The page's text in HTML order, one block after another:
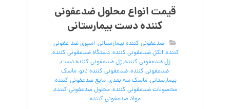
قیمت انواع محلول ضدعفونی
کننده دست بیمارستانی
ضدعفونی کننده بیمارستانی,اسپری ضد عفونی
کننده,الکل ضدعفونی کننده,دستگاه ضدعفونی کننده,
ژل ضدعفونی کننده,ژل ضدعفونی کننده دست,
ضدعفونی کننده,ضدعفونی کننده نانو,ماسک
بیمارستانی,ماسک سه بعدی,مایع ضدعفونی کننده,
محصولات ضدعفونی کننده,محلول ضدعفونی کننده,
مواد ضدعفونی کننده